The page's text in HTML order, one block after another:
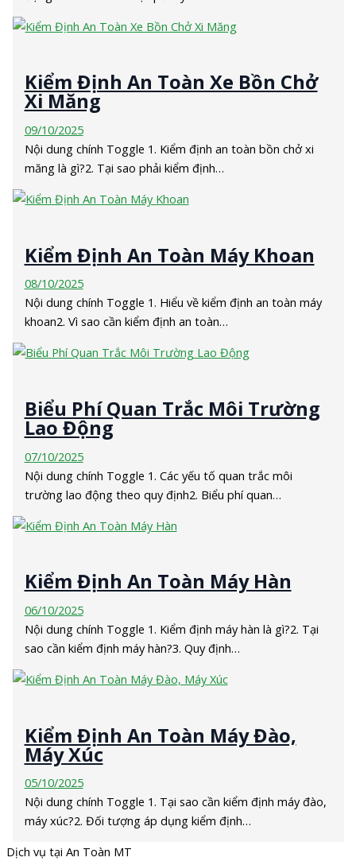
Kiểm Định An Toàn Xe Bồn Chở
Xi Măng
09/10/2025
Nội dung chính Toggle 1. Kiểm định an toàn bồn chở xi
măng là gì?2. Tại sao phải kiểm định…
Kiểm Định An Toàn Máy Khoan
08/10/2025
Nội dung chính Toggle 1. Hiểu về kiểm định an toàn máy
khoan2. Vì sao cần kiểm định an toàn…
Biểu Phí Quan Trắc Môi Trường
Lao Động
07/10/2025
Nội dung chính Toggle 1. Các yếu tố quan trắc môi
trường lao động theo quy định2. Biểu phí quan…
Kiểm Định An Toàn Máy Hàn
06/10/2025
Nội dung chính Toggle 1. Kiểm định máy hàn là gì?2. Tại
sao cần kiểm định máy hàn?3. Quy định…
Kiểm Định An Toàn Máy Đào,
Máy Xúc
05/10/2025
Nội dung chính Toggle 1. Tại sao cần kiểm định máy đào,
máy xúc?2. Đối tượng áp dụng kiểm định…
Dịch vụ tại An Toàn MT